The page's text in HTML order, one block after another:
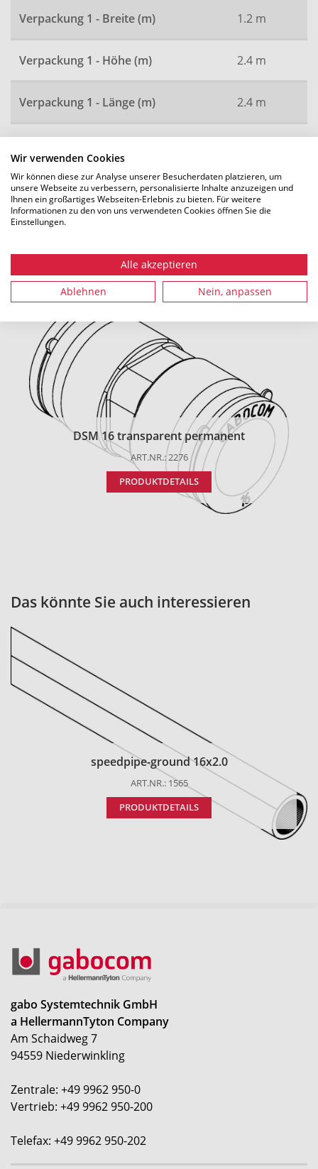
Wir verwenden Cookies
Wir können diese zur Analyse unserer Besucherdaten platzieren, um
unsere Webseite zu verbessern, personalisierte Inhalte anzuzeigen und
Ihnen ein großartiges Webseiten-Erlebnis zu bieten. Für weitere
Informationen zu den von uns verwendeten Cookies öffnen Sie die
Einstellungen.
Alle akzeptieren
Ablehnen Nein, anpassen
Verpackung 1 - Breite (m) 1.2 m
Verpackung 1 - Höhe (m) 2.4 m
Verpackung 1 - Länge (m) 2.4 m
Alle Maße in mm. Technische Änderungen vorbehalten.
Empfohlenes Zubehör
DSM 16 transparent permanent
ART.NR.: 2276
PRODUKTDETAILS
Das könnte Sie auch interessieren
speedpipe-ground 16x2.0
ART.NR.: 1565
PRODUKTDETAILS
gabo Systemtechnik GmbH
a HellermannTyton Company
Am Schaidweg 7
94559 Niederwinkling
Zentrale: +49 9962 950-0
Vertrieb: +49 9962 950-200
Telefax: +49 9962 950-202